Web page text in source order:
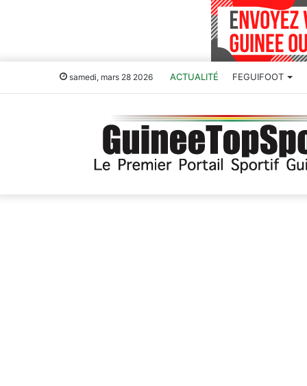
samedi, mars 28 2026 ACTUALITÉ FEGUIFOOT